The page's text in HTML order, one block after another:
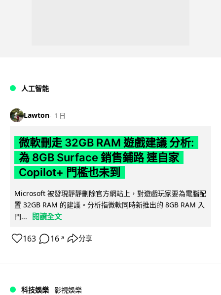
人工智能
Lawton 1 日
微軟刪走 32GB RAM 遊戲建議 分析:
為 8GB Surface 銷售鋪路 連自家
Copilot+ 門檻也未到
Microsoft 被發現靜靜刪除官方網站上，對遊戲玩家要為電腦配
置 32GB RAM 的建議。分析指微軟同時新推出的 8GB RAM 入
門...
閱讀全文
163 16 ↗ 分享
科技娛樂 影視娛樂